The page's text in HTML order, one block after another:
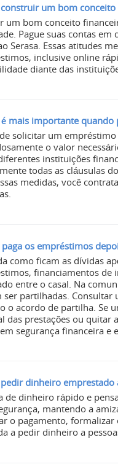
um bom conceito
um bom conceito
Pague suas contas em
Serasa. Essas atitudes
inclusive online
diante das
mais importante
solicitar um
o valor
instituições
todas as cláusulas
medidas, você
os empréstimos
como ficam as dívidas
financiamentos de
entre o casal. Na
ser partilhadas.
o acordo de partilha. Se
das prestações ou quitar
segurança financeira e
dinheiro emprestado
de dinheiro rápido e
mantendo a
o pagamento,
a pedir dinheiro a